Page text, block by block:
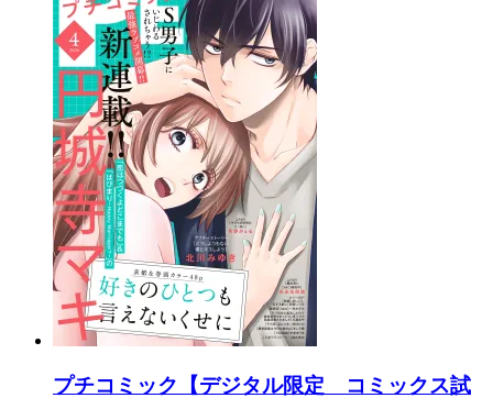
プチコミック【デジタル限定 コミックス試